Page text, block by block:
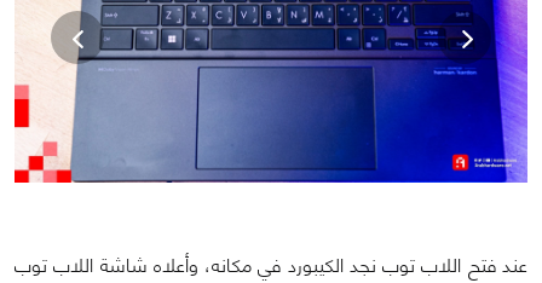
عند فتح اللاب توب نجد الكيبورد في مكانه، وأعلاه شاشة اللاب توب